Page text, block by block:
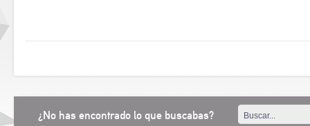
¿No has encontrado lo que buscabas?